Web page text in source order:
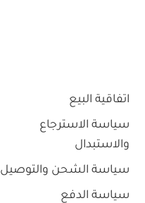
اتفاقية البيع
سياسة الاسترجاع
والاستبدال
سياسة الشحن والتوصيل
سياسة الدفع